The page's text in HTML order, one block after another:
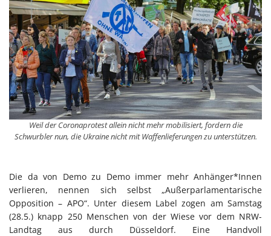
Weil der Coronaprotest allein nicht mehr mobilisiert, fordern die
Schwurbler nun, die Ukraine nicht mit Waffenlieferungen zu unterstützen.
Die da von Demo zu Demo immer mehr Anhänger*Innen
verlieren, nennen sich selbst „Außerparlamentarische
Opposition – APO“. Unter diesem Label zogen am Samstag
(28.5.) knapp 250 Menschen von der Wiese vor dem NRW-
Landtag aus durch Düsseldorf. Eine Handvoll